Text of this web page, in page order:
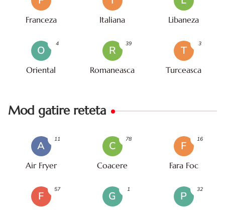
Franceza Italiana Libaneza
O
Oriental
4
R
Romaneasca
39
T
Turceasca
3
Mod gatire reteta
A
Air Fryer
11
C
Coacere
78
F
Fara Foc
16
F
57
G
1
P
32